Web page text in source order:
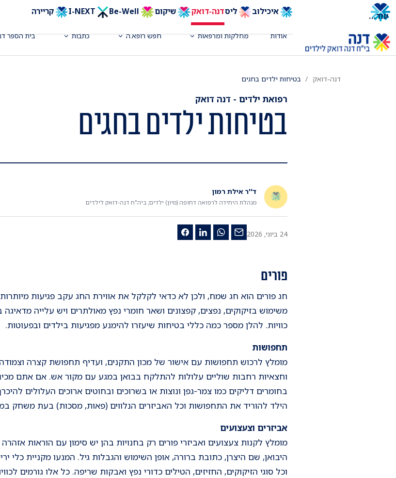
איכילוב ליסדנה-דואק שיקום I-NEXT קריירה
אודות מחלקות ומרפאות חפש רופא.ה כתבות בית הספר
עוד...
דנה-דואק בטיחות ילדים בחגים
רפואת ילדים - דנה דואק
בטיחות ילדים בחגים
ד''ר אילת רמון
מנהלת היחידה לרפואה דחופה (מיון) ילדים; ביה"ח דנה-דואק לילדים
24 ביוני, 2026
פורים
חג פורים הוא חג שמח, ולכן לא כדאי לקלקל את אווירת החג עקב פגיעות
משימוש בזיקוקים, נפצים, קפצונים ושאר חומרי נפץ מאולתרים ויש עלייה
כוויות. להלן מספר כמה כללי בטיחות שיעזרו להימנע מפגיעות בילדים ובפעוטות.
תחפושות
מומלץ לרכוש תחפושות עם אישור של מכון התקנים, ועדיף תחפושת קצרה
וחצאיות רחבות שוליים עלולות להתלקח בבואן במגע עם מקור אש. אם אתם
בחומרים דליקים כמו צמר-גפן ונוצות או בשרוכים ובחוטים ארוכים העלולים
הילד להוריד את התחפושות וכל האביזרים הנלווים (פאות, מסכות) בעת משחק
אביזרים וצעצועים
מומלץ לקנות צעצועים ואביזרי פורים רק בחנויות בהן יש סימון עם הוראות
היבואן, שם היצרן, כתובת ברורה, אופן השימוש והגבלות גיל. המנעו מקניית כלי
וכל סוגי הזיקוקים, החזיזים, הטילים כדורי נפץ ואבקות שריפה. כל אלו גורמים